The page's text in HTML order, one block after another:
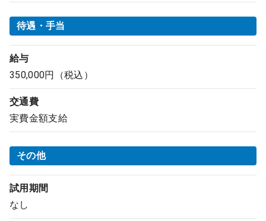
待遇・手当
給与
350,000円（税込）
交通費
実費金額支給
その他
試用期間
なし